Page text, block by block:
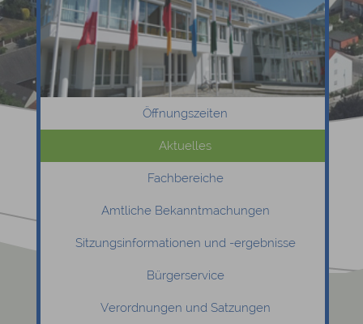
Öffnungszeiten
Aktuelles
Fachbereiche
Amtliche Bekanntmachungen
Sitzungsinformationen und -ergebnisse
Bürgerservice
Verordnungen und Satzungen